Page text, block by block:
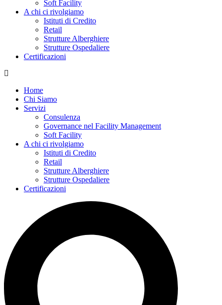
Soft Facility
A chi ci rivolgiamo
Istituti di Credito
Retail
Strutture Alberghiere
Strutture Ospedaliere
Certificazioni
Home
Chi Siamo
Servizi
Consulenza
Governance nel Facility Management
Soft Facility
A chi ci rivolgiamo
Istituti di Credito
Retail
Strutture Alberghiere
Strutture Ospedaliere
Certificazioni